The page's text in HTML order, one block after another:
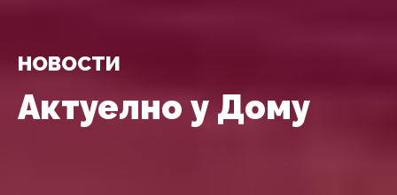
НОВОСТИ
Актуелно у Дому